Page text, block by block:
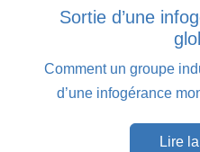
Sortie d’une
Comment un groupe
d’une infogérance
Lire